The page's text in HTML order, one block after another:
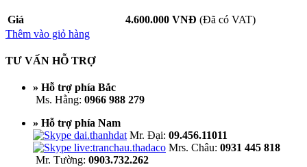
Giá 4.600.000 VNĐ (Đã có VAT)
Thêm vào giỏ hàng
TƯ VẤN HỖ TRỢ
» Hỗ trợ phía Bắc
Ms. Hằng: 0966 988 279
» Hỗ trợ phía Nam
Mr. Đại: 09.456.11011
Mrs. Châu: 0931 445 818
Mr. Tường: 0903.732.262